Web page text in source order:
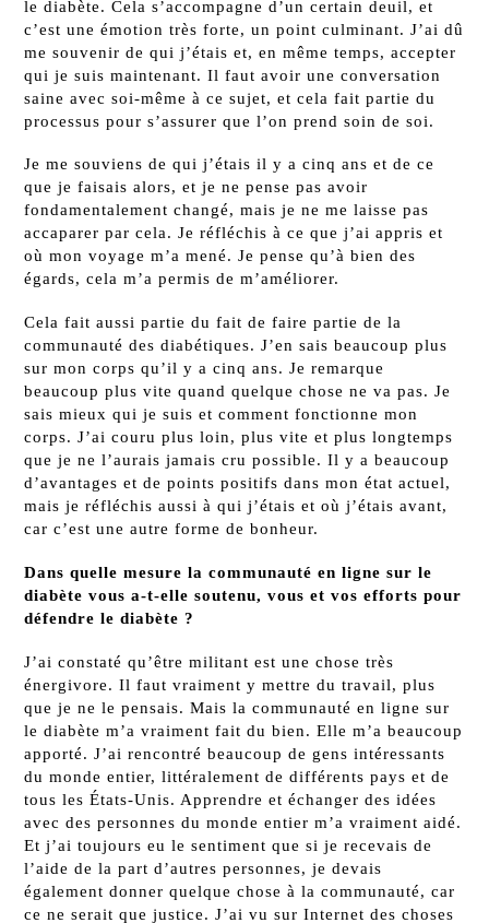
le diabète. Cela s’accompagne d’un certain deuil, et
c’est une émotion très forte, un point culminant. J’ai dû
me souvenir de qui j’étais et, en même temps, accepter
qui je suis maintenant. Il faut avoir une conversation
saine avec soi-même à ce sujet, et cela fait partie du
processus pour s’assurer que l’on prend soin de soi.
Je me souviens de qui j’étais il y a cinq ans et de ce
que je faisais alors, et je ne pense pas avoir
fondamentalement changé, mais je ne me laisse pas
accaparer par cela. Je réfléchis à ce que j’ai appris et
où mon voyage m’a mené. Je pense qu’à bien des
égards, cela m’a permis de m’améliorer.
Cela fait aussi partie du fait de faire partie de la
communauté des diabétiques. J’en sais beaucoup plus
sur mon corps qu’il y a cinq ans. Je remarque
beaucoup plus vite quand quelque chose ne va pas. Je
sais mieux qui je suis et comment fonctionne mon
corps. J’ai couru plus loin, plus vite et plus longtemps
que je ne l’aurais jamais cru possible. Il y a beaucoup
d’avantages et de points positifs dans mon état actuel,
mais je réfléchis aussi à qui j’étais et où j’étais avant,
car c’est une autre forme de bonheur.
Dans quelle mesure la communauté en ligne sur le
diabète vous a-t-elle soutenu, vous et vos efforts pour
défendre le diabète ?
J’ai constaté qu’être militant est une chose très
énergivore. Il faut vraiment y mettre du travail, plus
que je ne le pensais. Mais la communauté en ligne sur
le diabète m’a vraiment fait du bien. Elle m’a beaucoup
apporté. J’ai rencontré beaucoup de gens intéressants
du monde entier, littéralement de différents pays et de
tous les États-Unis. Apprendre et échanger des idées
avec des personnes du monde entier m’a vraiment aidé.
Et j’ai toujours eu le sentiment que si je recevais de
l’aide de la part d’autres personnes, je devais
également donner quelque chose à la communauté, car
ce ne serait que justice. J’ai vu sur Internet des choses